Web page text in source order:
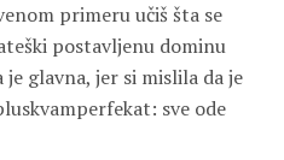
primeru učiš šta se
postavljenu dominu
glavna, jer si mislila da je
sve ode